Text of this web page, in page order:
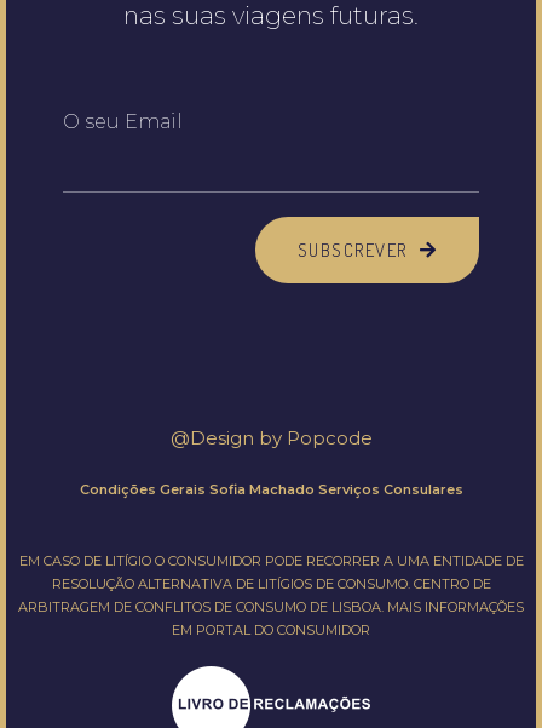
nas suas viagens futuras.
O seu Email
SUBSCREVER
@Design by Popcode
Condições Gerais Sofia Machado Serviços Consulares
EM CASO DE LITÍGIO O CONSUMIDOR PODE RECORRER A UMA ENTIDADE DE
RESOLUÇÃO ALTERNATIVA DE LITÍGIOS DE CONSUMO. CENTRO DE
ARBITRAGEM DE CONFLITOS DE CONSUMO DE LISBOA. MAIS INFORMAÇÕES
EM PORTAL DO CONSUMIDOR